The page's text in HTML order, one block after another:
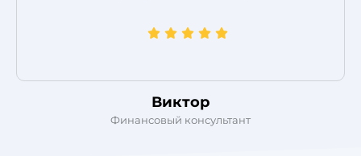
Виктор
Финансовый консультант